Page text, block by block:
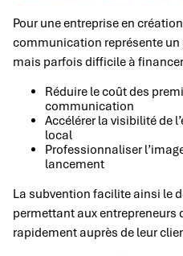
Pour une entreprise en
communication représente un
mais parfois difficile à
Réduire le coût des
communication
Accélérer la visibilité de
local
Professionnaliser
lancement
La subvention facilite ainsi le
permettant aux entrepreneurs
rapidement auprès de leur